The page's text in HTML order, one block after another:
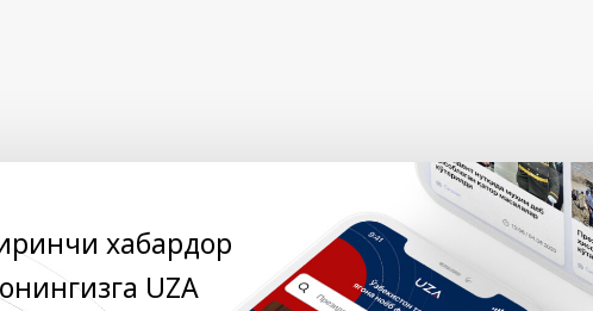
хабардор
UZA